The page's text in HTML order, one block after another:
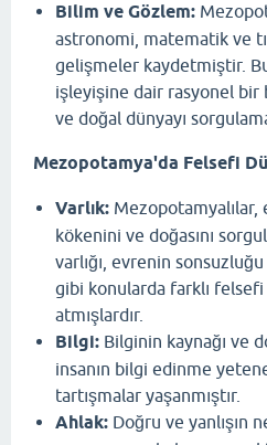
Bilim ve Gözlem:
astronomi, matematik ve
gelişmeler kaydetmiştir.
işleyişine dair rasyonel bir
ve doğal dünyayı
Mezopotamya'da Felsefi
Varlık: Mezopotamyalılar,
kökenini ve doğasını
varlığı, evrenin
gibi konularda farklı
atmışlardır.
Bilgi: Bilginin kaynağı ve
insanın bilgi edinme
tartışmalar yaşanmıştır.
Ahlak: Doğru ve yanlışın